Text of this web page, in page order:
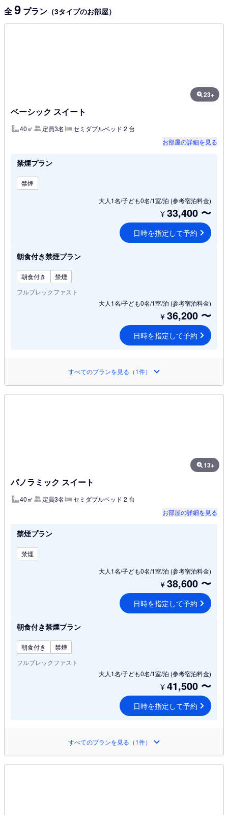
全9 プラン （3タイプのお部屋）
23+
ベーシック スイート
40㎡ 定員3名
セミダブルベッド 2 台
お部屋の詳細を見る
禁煙プラン
禁煙
大人1名/子ども0名/1室/泊 (参考宿泊料金)
¥33,400 〜
日時を指定して予約
朝食付き禁煙プラン
朝食付き
禁煙
フルブレックファスト
大人1名/子ども0名/1室/泊 (参考宿泊料金)
¥36,200 〜
日時を指定して予約
すべてのプランを見る（1件）
13+
パノラミック スイート
40㎡ 定員3名
セミダブルベッド 2 台
お部屋の詳細を見る
禁煙プラン
禁煙
大人1名/子ども0名/1室/泊 (参考宿泊料金)
¥38,600 〜
日時を指定して予約
朝食付き禁煙プラン
朝食付き
禁煙
フルブレックファスト
大人1名/子ども0名/1室/泊 (参考宿泊料金)
¥41,500 〜
日時を指定して予約
すべてのプランを見る（1件）